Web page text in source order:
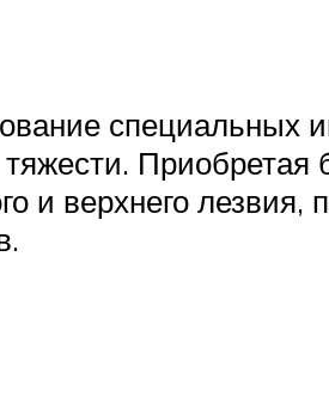
специальных
Приобретая
и верхнего лезвия,